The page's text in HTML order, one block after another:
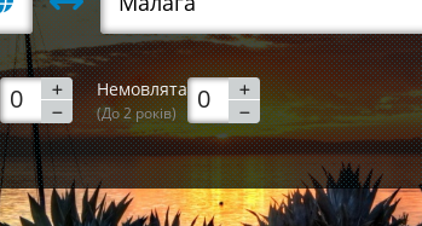
Немовлята
(До 2 років)